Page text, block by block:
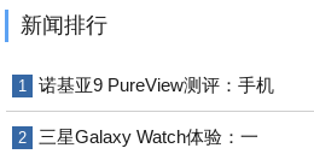
新闻排行
1 诺基亚9 PureView测评：手机
2 三星Galaxy Watch体验：一